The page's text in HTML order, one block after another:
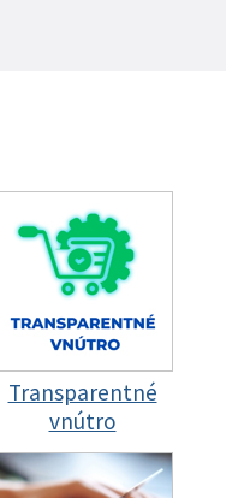
Transparentné
vnútro